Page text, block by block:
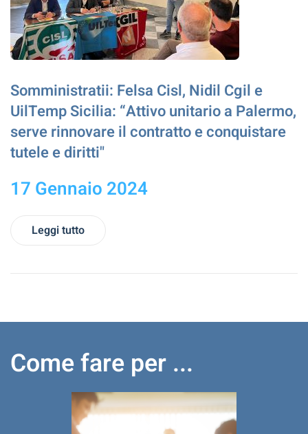
Somministratii: Felsa Cisl, Nidil Cgil e
UilTemp Sicilia: “Attivo unitario a Palermo,
serve rinnovare il contratto e conquistare
tutele e diritti"
17 Gennaio 2024
Leggi tutto
Come fare per ...